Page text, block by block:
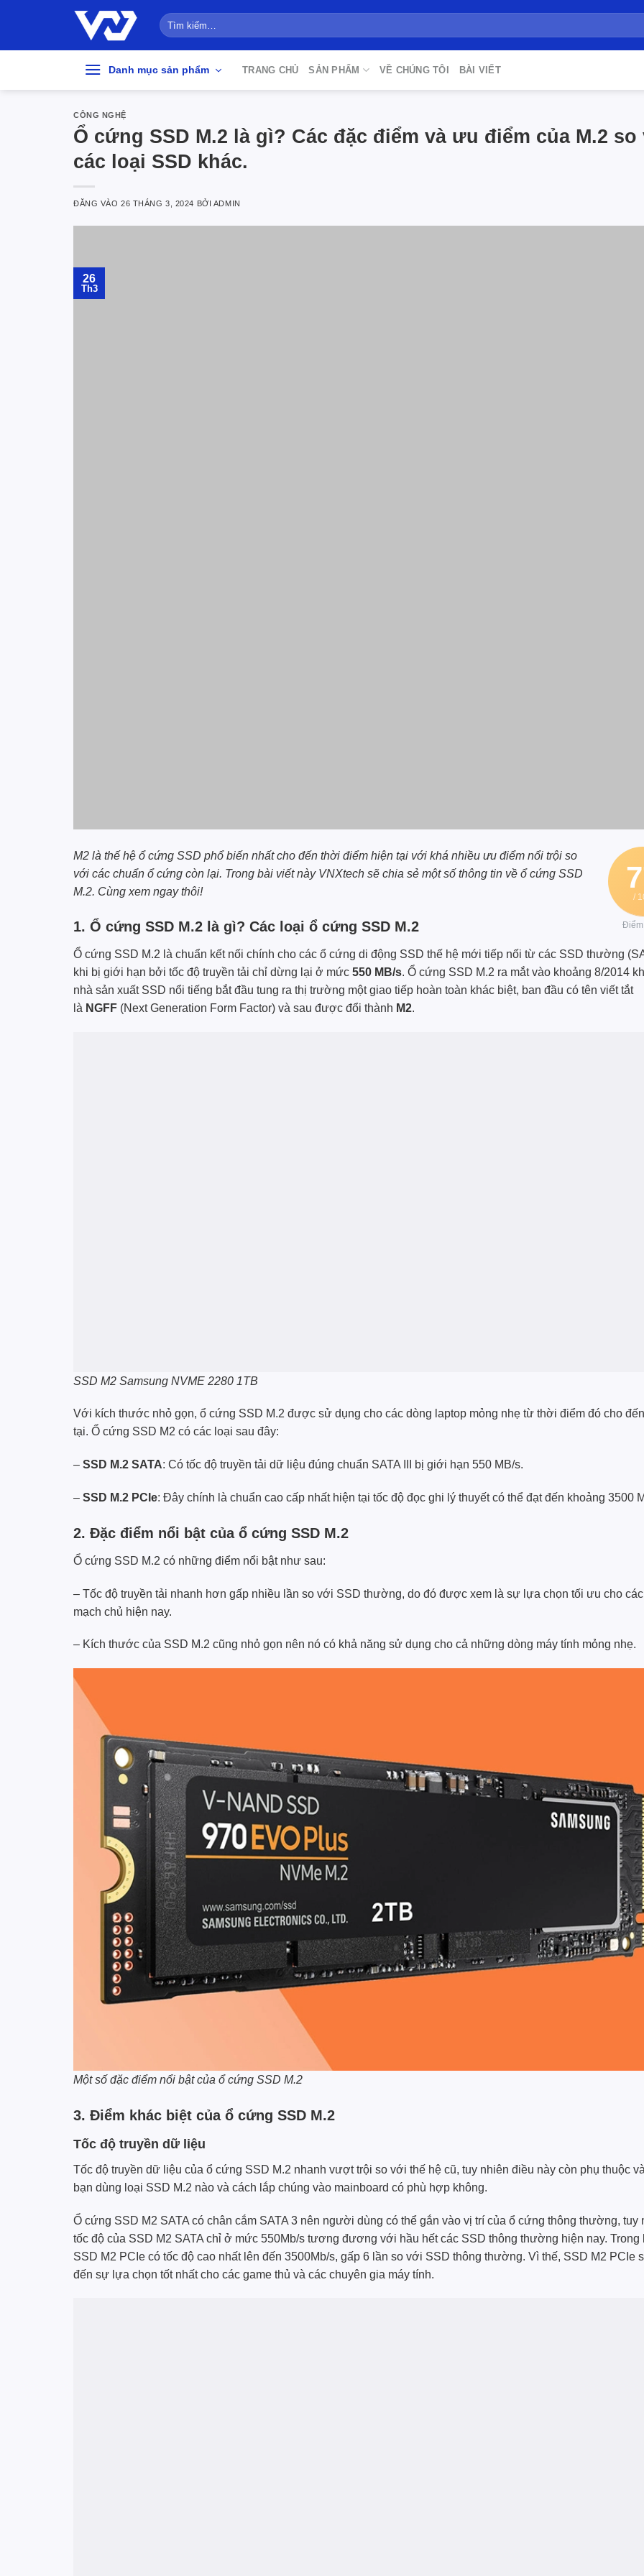
Tìm
kiếm:
Danh mục sản phẩm TRANG CHỦ SẢN PHẨM VỀ CHÚNG TÔI BÀI VIẾT
CÔNG NGHỆ
Ổ cứng SSD M.2 là gì? Các đặc điểm và ưu điểm của M.2 so
các loại SSD khác.
ĐĂNG VÀO26 THÁNG 3, 2024 BỞI ADMIN
26
Th3
/
Điểm
M2 là thế hệ ổ cứng SSD phổ biến nhất cho đến thời điểm hiện tại với khá nhiều ưu điểm nổi trội so
với các chuẩn ổ cứng còn lại. Trong bài viết này VNXtech sẽ chia sẻ một số thông tin về ổ cứng SSD
M.2. Cùng xem ngay thôi!
1. Ổ cứng SSD M.2 là gì? Các loại ổ cứng SSD M.2
Ổ cứng SSD M.2 là chuẩn kết nối chính cho các ổ cứng di động SSD thế hệ mới tiếp nối từ các SSD thường
khi bị giới hạn bởi tốc độ truyền tải chỉ dừng lại ở mức 550 MB/s. Ổ cứng SSD M.2 ra mắt vào khoảng 8/2014
nhà sản xuất SSD nổi tiếng bắt đầu tung ra thị trường một giao tiếp hoàn toàn khác biệt, ban đầu có tên viết tắt
là NGFF (Next Generation Form Factor) và sau được đổi thành M2.
SSD M2 Samsung NVME 2280 1TB
Với kích thước nhỏ gọn, ổ cứng SSD M.2 được sử dụng cho các dòng laptop mỏng nhẹ từ thời điểm đó cho
tại. Ổ cứng SSD M2 có các loại sau đây:
– SSD M.2 SATA: Có tốc độ truyền tải dữ liệu đúng chuẩn SATA III bị giới hạn 550 MB/s.
– SSD M.2 PCIe: Đây chính là chuẩn cao cấp nhất hiện tại tốc độ đọc ghi lý thuyết có thể đạt đến khoảng 3500
2. Đặc điểm nổi bật của ổ cứng SSD M.2
Ổ cứng SSD M.2 có những điểm nổi bật như sau:
– Tốc độ truyền tải nhanh hơn gấp nhiều lần so với SSD thường, do đó được xem là sự lựa chọn tối ưu cho
mạch chủ hiện nay.
– Kích thước của SSD M.2 cũng nhỏ gọn nên nó có khả năng sử dụng cho cả những dòng máy tính mỏng nhẹ.
Một số đặc điểm nổi bật của ổ cứng SSD M.2
3. Điểm khác biệt của ổ cứng SSD M.2
Tốc độ truyền dữ liệu
Tốc độ truyền dữ liệu của ổ cứng SSD M.2 nhanh vượt trội so với thế hệ cũ, tuy nhiên điều này còn phụ thuộc
bạn dùng loại SSD M.2 nào và cách lắp chúng vào mainboard có phù hợp không.
Ổ cứng SSD M2 SATA có chân cắm SATA 3 nên người dùng có thể gắn vào vị trí của ổ cứng thông thường, tuy
tốc độ của SSD M2 SATA chỉ ở mức 550Mb/s tương đương với hầu hết các SSD thông thường hiện nay. Trong
SSD M2 PCIe có tốc độ cao nhất lên đến 3500Mb/s, gấp 6 lần so với SSD thông thường. Vì thế, SSD M2 PCIe
đến sự lựa chọn tốt nhất cho các game thủ và các chuyên gia máy tính.